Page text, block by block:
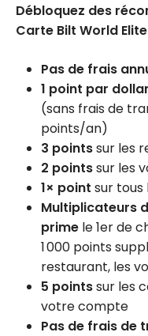
Débloquez des
Carte Bilt World
Pas de frais
1 point par dollar
(sans frais de
points/an)
3 pointssur les
2 pointssur les
1× point sur tous
Multiplicateurs
prime le 1er de
1 000 points
restaurant, les
5 pointssur les
votre compte
Pas de frais de